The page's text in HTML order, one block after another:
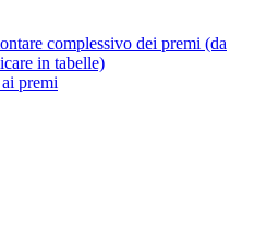
complessivo dei premi (da
in tabelle)
premi